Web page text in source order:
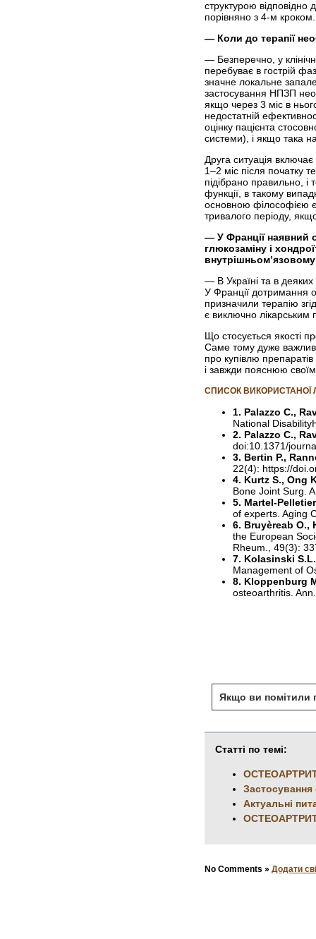
структурою
порівняно з 4-м кроком.
― Коли до терапії
— Безперечно, у
перебуває в гострій
значне локальне
застосування НПЗП
якщо через 3 міс в
недостатній
оцінку пацієнта
системи), і якщо така
Друга ситуація
1–2 міс після початку
підібрано правильно,
функції, в такому
основною філософією є
тривалого періоду,
― У Франції наявний
глюкозаміну і
— В Україні та в
У Франції дотримання
призначили терапію
є виключно лікарським
Що стосується якості
Саме тому дуже
про купівлю
і завжди пояснюю
СПИСОК ВИКОРИСТАНОЇ
1. Palazzo C.,
National
2. Palazzo C.,
doi:10.1371/
3. Bertin P.,
22(4): https://
4. Kurtz S., Ong
Bone Joint Surg.
5. Martel-
of experts. Aging
6. Bruyèreab O.,
the European
Rheum., 49(3):
7. Kolasinski
Management of
8. Kloppenburg
osteoarthritis.
Якщо ви помітили
Статті по темі:
Застосування
Актуальні
No Comments » Додати